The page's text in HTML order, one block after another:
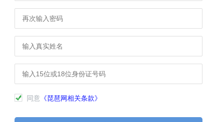
同意 《琵琶网相关条款》